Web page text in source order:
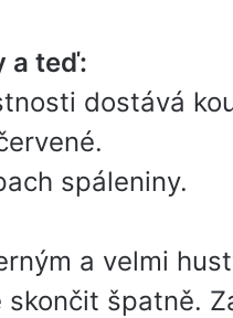
a teď:
dostává
spáleniny.
a velmi
špatně.